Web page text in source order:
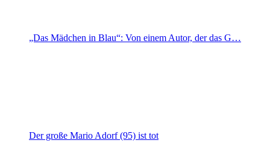
„Das Mädchen in Blau“: Von einem Autor, der das G…
Der große Mario Adorf (95) ist tot